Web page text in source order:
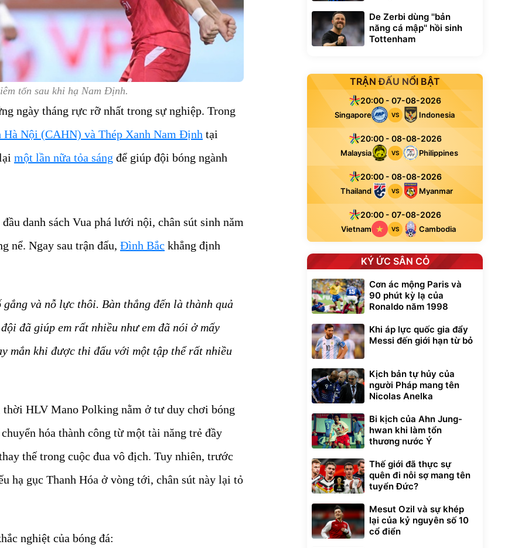
tốn sau khi hạ Nam Định.
ngày tháng rực rỡ nhất trong sự nghiệp. Trong
Hà Nội (CAHN) và Thép Xanh Nam Định tại
một lần nữa tỏa sáng để giúp đội bóng ngành
danh sách Vua phá lưới nội, chân sút sinh năm
nể. Ngay sau trận đấu, Đình Bắc khẳng định
và nỗ lực thôi. Bàn thắng đến là thành quả
đã giúp em rất nhiều như em đã nói ở mấy
mắn khi được thi đấu với một tập thể rất nhiều
HLV Mano Polking nằm ở tư duy chơi bóng
hóa thành công từ một tài năng trẻ đầy
thế trong cuộc đua vô địch. Tuy nhiên, trước
hạ gục Thanh Hóa ở vòng tới, chân sút này lại tỏ
nghiệt của bóng đá:
De Zerbi dùng ''bản
năng cá mập'' hồi sinh
Tottenham
TRẬN ĐẤU NỔI BẬT
20:00 - 07-08-2026
Singapore VS Indonesia
20:00 - 08-08-2026
Malaysia VS Philippines
20:00 - 08-08-2026
Thailand VS Myanmar
20:00 - 07-08-2026
Vietnam VS Cambodia
KÝ ỨC SÂN CỎ
Cơn ác mộng Paris và
90 phút kỳ lạ của
Ronaldo năm 1998
Khi áp lực quốc gia đẩy
Messi đến giới hạn từ bỏ
Kịch bản tự hủy của
người Pháp mang tên
Nicolas Anelka
Bi kịch của Ahn Jung-
hwan khi làm tổn
thương nước Ý
Thế giới đã thực sự
quên đi nỗi sợ mang tên
tuyển Đức?
Mesut Ozil và sự khép
lại của kỷ nguyên số 10
cổ điển